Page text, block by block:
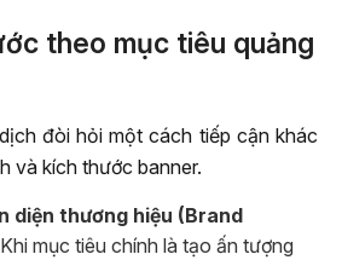
theo mục tiêu quảng
đòi hỏi một cách tiếp cận khác
và kích thước banner.
diện thương hiệu (Brand
Khi mục tiêu chính là tạo ấn tượng